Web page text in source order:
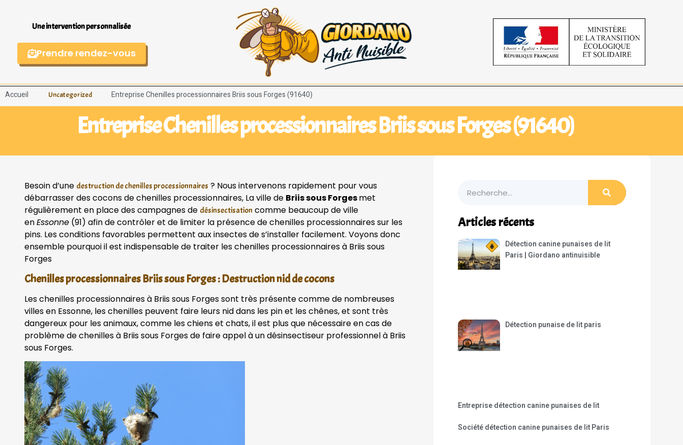
Une intervention personnalisée
Prendre rendez-vous
Accueil Uncategorized Entreprise Chenilles processionnaires Briis sous Forges (91640)
Entreprise Chenilles processionnaires Briis sous Forges (91640)
Besoin d’une destruction de chenilles processionnaires ? Nous intervenons rapidement pour vous
débarrasser des cocons de chenilles processionnaires, La ville de Briis sous Forgesmet
régulièrement en place des campagnes de désinsectisation comme beaucoup de ville
enEssonne (91) afin de contrôler et de limiter la présence de chenilles processionnaires sur les
pins. Les conditions favorables permettent aux insectes de s’installer facilement. Voyons donc
ensemble pourquoi il est indispensable de traiter les chenilles processionnaires à Briis sous
Forges
Chenilles processionnaires Briis sous Forges : Destruction nid de cocons
Les chenilles processionnaires à Briis sous Forges sont très présente comme de nombreuses
villes en Essonne, les chenilles peuvent faire leurs nid dans les pin et les chênes, et sont très
dangereux pour les animaux, comme les chiens et chats, il est plus que nécessaire en cas de
problème de chenilles à Briis sous Forges de faire appel à un désinsectiseur professionnel à Briis
sous Forges.
Articles récents
Détection canine punaises de lit
Paris | Giordano antinuisible
Détection punaise de lit paris
Entreprise détection canine punaises de lit
Société détection canine punaises de lit Paris